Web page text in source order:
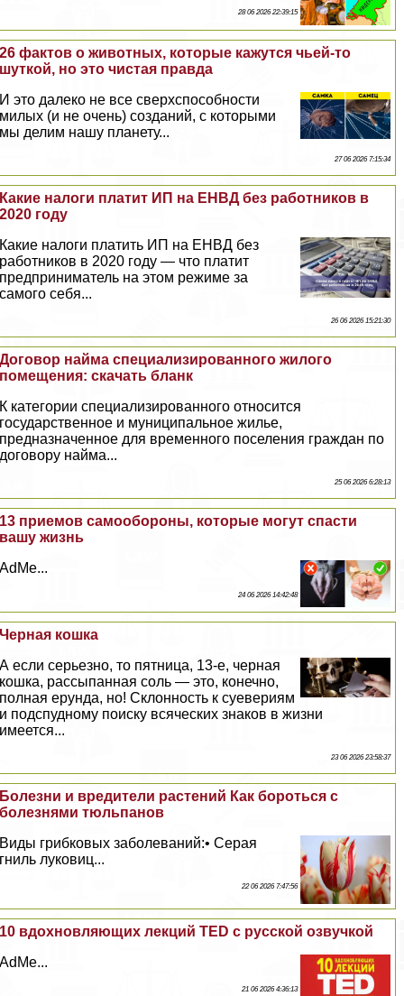
28 06 2026 22:39:15
26 фактов о животных, которые кажутся чьей-то
шуткой, но это чистая правда
И это далеко не все сверхспособности
милых (и не очень) созданий, с которыми
мы делим нашу планету...
27 06 2026 7:15:34
Какие налоги платит ИП на ЕНВД без работников в
2020 году
Какие налоги платить ИП на ЕНВД без
работников в 2020 году — что платит
предприниматель на этом режиме за
самого себя...
26 06 2026 15:21:30
Договор найма специализированного жилого
помещения: скачать бланк
К категории специализированного относится
государственное и муниципальное жилье,
предназначенное для временного поселения граждан по
договору найма...
25 06 2026 6:28:13
13 приемов самообороны, которые могут спасти
вашу жизнь
AdMe...
24 06 2026 14:42:48
Черная кошка
А если серьезно, то пятница, 13-е, черная
кошка, рассыпанная соль — это, конечно,
полная ерунда, но! Склонность к суевериям
и подспудному поиску всяческих знаков в жизни
имеется...
23 06 2026 23:58:37
Болезни и вредители растений Как бороться с
болезнями тюльпанов
Виды грибковых заболеваний:• Серая
гниль луковиц...
22 06 2026 7:47:56
10 вдохновляющих лекций TED с русской озвучкой
AdMe...
21 06 2026 4:36:13